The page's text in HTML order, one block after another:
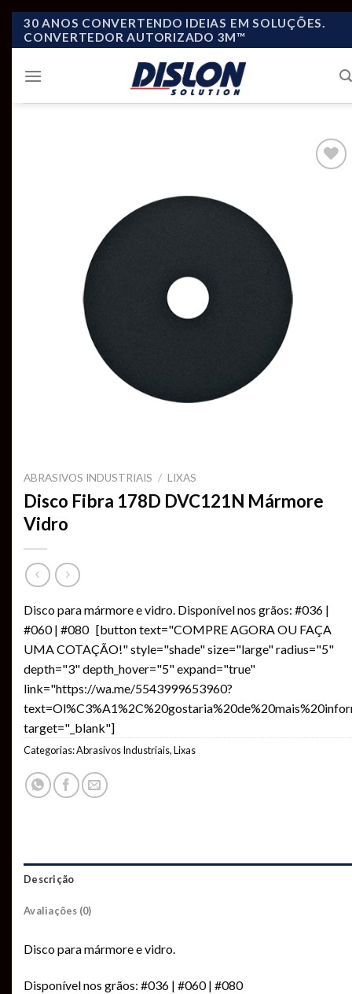
Skip
30 ANOS CONVERTENDO IDEIAS EM SOLUÇÕES.
CONVERTEDOR AUTORIZADO 3M™
ABRASIVOS INDUSTRIAIS / LIXAS
Disco Fibra 178D DVC121N Mármore
Vidro
Disco para mármore e vidro. Disponível nos grãos: #036 |
#060 | #080 [button text="COMPRE AGORA OU FAÇA
UMA COTAÇÃO!" style="shade" size="large" radius="5"
depth="3" depth_hover="5" expand="true"
link="https://wa.me/5543999653960?
target="_blank"]
Categorias:Abrasivos Industriais,Lixas
Descrição
Avaliações (0)
Disco para mármore e vidro.
Disponível nos grãos: #036 | #060 | #080